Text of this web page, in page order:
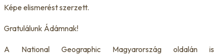
Képe elismerést szerzett.
Gratulálunk Ádámnak!
A National Geographic Magyarország oldalán is